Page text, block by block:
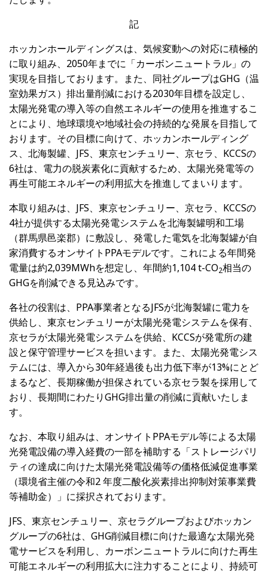
記
ホッカンホールディングスは、気候変動への対応に積極的
に取り組み、 2050年までに「カーボンニュートラル」の
実現を目指しております。また、同社グループはGHG （温
室効果ガス）排出量削減における2030年目標を設定し、
太陽光発電の導入等の自然エネルギーの使用を推進するこ
とにより、地球環境や地域社会の持続的な発展を目指して
おります。その目標に向けて、ホッカンホールディング
ス、北海製罐、 JFS、東京センチュリー、京セラ、 KCCSの
6社は、電力の脱炭素化に貢献するため、太陽光発電等の
再生可能エネルギーの利用拡大を推進してまいります。
本取り組みは、 JFS、東京センチュリー、京セラ、 KCCSの
4社が提供する太陽光発電システムを北海製罐明和工場
（群馬県邑楽郡）に敷設し、発電した電気を北海製罐が自
家消費するオンサイト PPAモデルです。これによる年間発
電量は約2,039MWhを想定し、年間約1,104 t-CO2相当の
GHGを削減できる見込みです。
各社の役割は、 PPA事業者となるJFSが北海製罐に電力を
供給し、東京センチュリーが太陽光発電システムを保有、
京セラが太陽光発電システムを供給、 KCCSが発電所の建
設と保守管理サービスを担います。また、太陽光発電シス
テムには、導入から30年経過後も出力低下率が13%にとど
まるなど、長期稼働が担保されている京セラ製を採用して
おり、長期間にわたりGHG排出量の削減に貢献いたしま
す。
なお、本取り組みは、オンサイト PPAモデル等による太陽
光発電設備の導入経費の一部を補助する「ストレージパリ
ティの達成に向けた太陽光発電設備等の価格低減促進事業
（環境省主催の令和2年度二酸化炭素排出抑制対策事業費
等補助金）」に採択されております。
JFS、東京センチュリー、京セラグループおよびホッカン
グループの6社は、 GHG削減目標に向けた最適な太陽光発
電サービスを利用し、カーボンニュートラルに向けた再生
可能エネルギーの利用拡大に注力することにより、持続可